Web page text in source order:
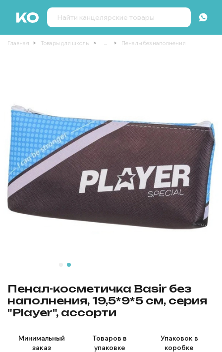
Главная Товары для школы ... Пеналы без наполнения
Пенал-косметичка Basir без
наполнения, 19,5*9*5 см, серия
"Player", ассорти
Минимальный
заказ
Товаров в
упаковке
Упаковок в
коробке